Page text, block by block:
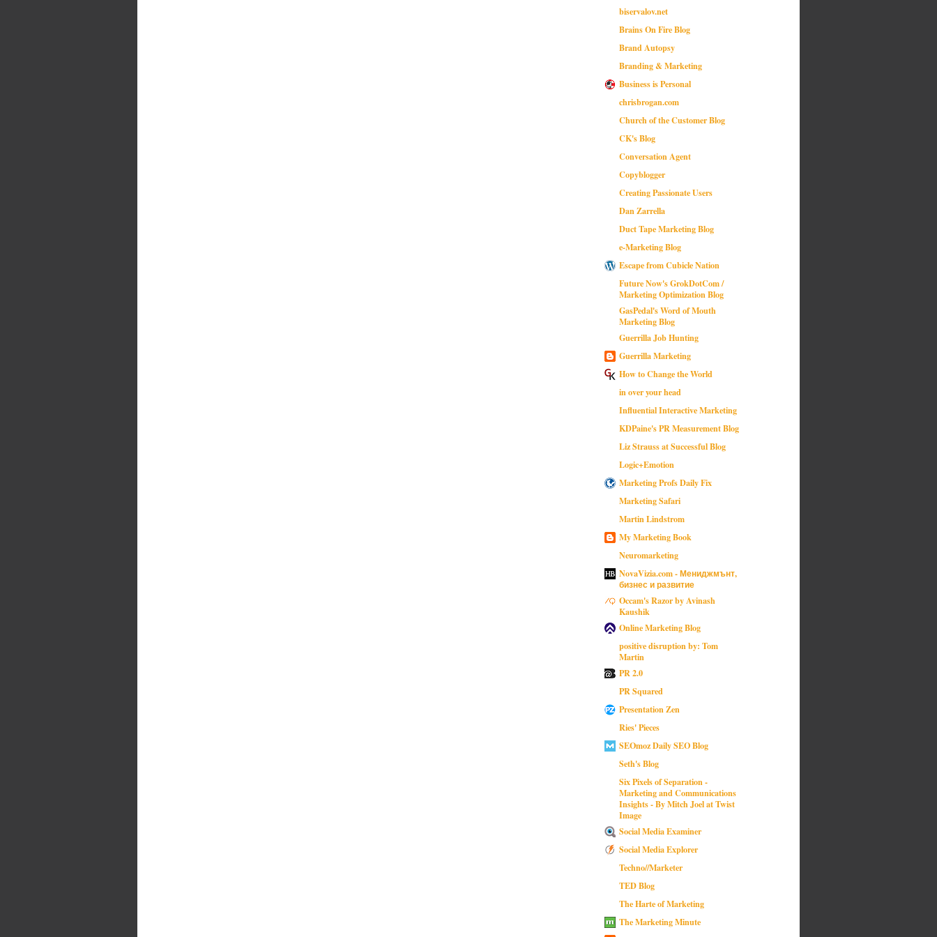
biservalov.net
Brains On Fire Blog
Brand Autopsy
Branding & Marketing
Business is Personal
chrisbrogan.com
Church of the Customer Blog
CK's Blog
Conversation Agent
Copyblogger
Creating Passionate Users
Dan Zarrella
Duct Tape Marketing Blog
e-Marketing Blog
Escape from Cubicle Nation
Future Now's GrokDotCom /
Marketing Optimization Blog
GasPedal's Word of Mouth
Marketing Blog
Guerrilla Job Hunting
Guerrilla Marketing
How to Change the World
in over your head
Influential Interactive Marketing
KDPaine's PR Measurement Blog
Liz Strauss at Successful Blog
Logic+Emotion
Marketing Profs Daily Fix
Marketing Safari
Martin Lindstrom
My Marketing Book
Neuromarketing
NovaVizia.com - Мениджмънт,
бизнес и развитие
Occam's Razor by Avinash
Kaushik
Online Marketing Blog
positive disruption by: Tom
Martin
PR 2.0
PR Squared
Presentation Zen
Ries' Pieces
SEOmoz Daily SEO Blog
Seth's Blog
Six Pixels of Separation -
Marketing and Communications
Insights - By Mitch Joel at Twist
Image
Social Media Examiner
Social Media Explorer
Techno//Marketer
TED Blog
The Harte of Marketing
The Marketing Minute